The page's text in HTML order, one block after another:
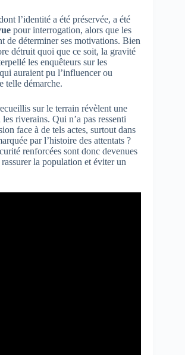
l’identité a été préservée, a été
pour interrogation, alors que les
de déterminer ses motivations. Bien
détruit quoi que ce soit, la gravité
les enquêteurs sur les
auraient pu l’influencer ou
telle démarche.
sur le terrain révèlent une
riverains. Qui n’a pas ressenti
face à de tels actes, surtout dans
par l’histoire des attentats ?
renforcées sont donc devenues
la population et éviter un